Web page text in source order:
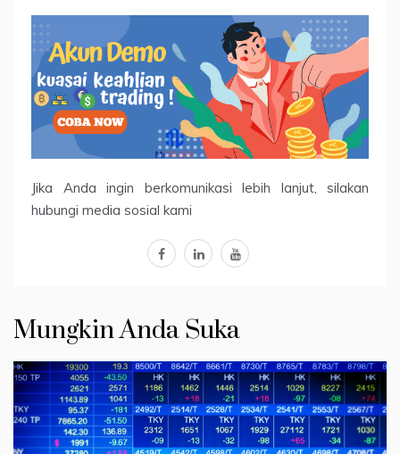
Jika Anda ingin berkomunikasi lebih lanjut, silakan
hubungi media sosial kami
facebooklinkedinyoutube
Mungkin Anda Suka